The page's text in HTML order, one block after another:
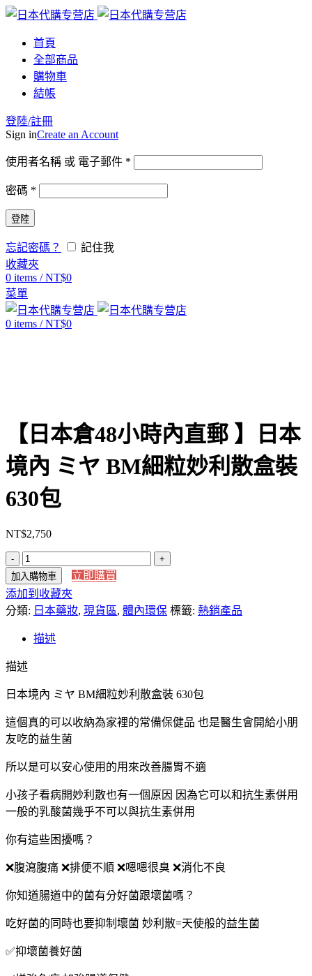
首頁
全部商品
購物車
結帳
登陸/註冊
Sign inCreate an Account
使用者名稱 或 電子郵件 *
密碼 *
登陸
忘記密碼？
記住我
收藏夾
0 items / NT$0
菜單
0 items / NT$0
【日本倉48小時內直郵 】日本
境內 ミヤ BM細粒妙利散盒裝
630包
NT$2,750
【日
本
倉
48
時
直
郵
日
本
內
ミ
ヤ
BM
細
妙
利
散
盒
630
加入購物車
立即購買
添加到收藏夾
分類: 日本藥妝, 現貨區, 體內環保 標籤: 熱銷產品
描述
描述
日本境內 ミヤ BM細粒妙利散盒裝 630包
這個真的可以收納為家裡的常備保健品 也是醫生會開給小朋
友吃的益生菌
所以是可以安心使用的用來改善腸胃不適
小孩子看病開妙利散也有一個原因 因為它可以和抗生素併用
一般的乳酸菌幾乎不可以與抗生素併用
你有這些困擾嗎？
❌腹瀉腹痛 ❌排便不順 ❌嗯嗯很臭 ❌消化不良
你知道腸道中的菌有分好菌跟壞菌嗎？
吃好菌的同時也要抑制壞菌 妙利散=天使般的益生菌
✅抑壞菌養好菌